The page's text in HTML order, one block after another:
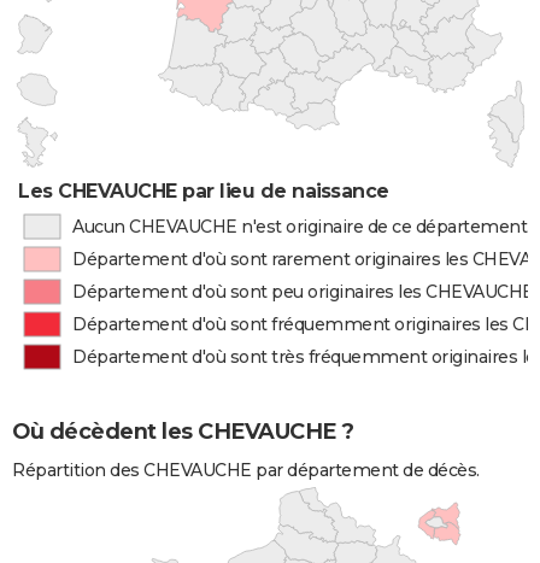
Les CHEVAUCHE par lieu de naissance
Aucun CHEVAUCHE n'est originaire de ce département
Département d'où sont rarement originaires les
Département d'où sont peu originaires les CHEVAUCHE
Département d'où sont fréquemment originaires les
Département d'où sont très fréquemment originaires
Où décèdent les CHEVAUCHE ?
Répartition des CHEVAUCHE par département de décès.